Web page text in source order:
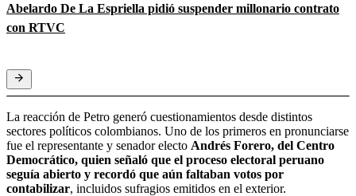
Abelardo De La Espriella pidió suspender millonario contrato
con RTVC
La reacción de Petro generó cuestionamientos desde distintos
sectores políticos colombianos. Uno de los primeros en pronunciarse
fue el representante y senador electo Andrés Forero, del Centro
Democrático, quien señaló que el proceso electoral peruano
seguía abierto y recordó que aún faltaban votos por
contabilizar, incluidos sufragios emitidos en el exterior.